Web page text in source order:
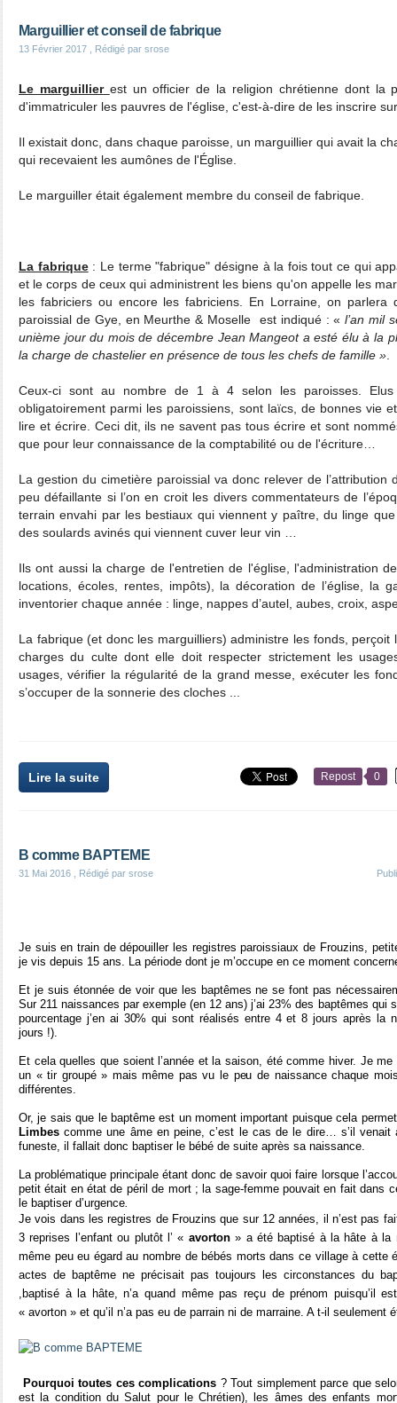
Marguillier et conseil de fabrique
13 Février 2017 , Rédigé par srose
Le marguillier est un officier de la religion chrétienne dont la
d'immatriculer les pauvres de l'église, c'est-à-dire de les inscrire
Il existait donc, dans chaque paroisse, un marguillier qui avait la
qui recevaient les aumônes de l'Église.
Le marguiller était également membre du conseil de fabrique.
La fabrique : Le terme "fabrique" désigne à la fois tout ce qui
et le corps de ceux qui administrent les biens qu'on appelle les
les fabriciers ou encore les fabriciens. En Lorraine, on parlera
paroissial de Gye, en Meurthe & Moselle est indiqué : «l’an mil
unième jour du mois de décembre Jean Mangeot a esté élu à la
la charge de chastelier en présence de tous les chefs de famille ».
Ceux-ci sont au nombre de 1 à 4 selon les paroisses.
obligatoirement parmi les paroissiens, sont laïcs, de bonnes vie
lire et écrire. Ceci dit, ils ne savent pas tous écrire et sont
que pour leur connaissance de la comptabilité ou de l'écriture…
La gestion du cimetière paroissial va donc relever de l’attribution
peu défaillante si l’on en croit les divers commentateurs de
terrain envahi par les bestiaux qui viennent y paître, du linge
des soulards avinés qui viennent cuver leur vin …
Ils ont aussi la charge de l'entretien de l'église, l'administration
locations, écoles, rentes, impôts), la décoration de l’église, la
inventorier chaque année : linge, nappes d’autel, aubes, croix,
La fabrique (et donc les marguilliers) administre les fonds, perçoit
charges du culte dont elle doit respecter strictement les
usages, vérifier la régularité de la grand messe, exécuter les
s’occuper de la sonnerie des cloches ...
Lire la suite Repost 0
B comme BAPTEME
31 Mai 2016 , Rédigé par srose
Je suis en train de dépouiller les registres paroissiaux de Frouzins,
je vis depuis 15 ans. La période dont je m’occupe en ce moment
Et je suis étonnée de voir que les baptêmes ne se font pas
Sur 211 naissances par exemple (en 12 ans) j’ai 23% des baptêmes qui
pourcentage j’en ai 30% qui sont réalisés entre 4 et 8 jours après la
jours !).
Et cela quelles que soient l’année et la saison, été comme hiver. Je
un « tir groupé » mais même pas vu le peu de naissance chaque
différentes.
Or, je sais que le baptême est un moment important puisque cela
Limbes comme une âme en peine, c’est le cas de le dire… s’il
funeste, il fallait donc baptiser le bébé de suite après sa naissance.
La problématique principale étant donc de savoir quoi faire lorsque
petit était en état de péril de mort ; la sage-femme pouvait en fait dans
le baptiser d’urgence.
Je vois dans les registres de Frouzins que sur 12 années, il n’est pas
3 reprises l’enfant ou plutôt l’ « avorton» a été baptisé à la hâte à la
même peu eu égard au nombre de bébés morts dans ce village à cette
actes de baptême ne précisait pas toujours les circonstances du
,baptisé à la hâte, n’a quand même pas reçu de prénom puisqu’il
« avorton » et qu’il n’a pas eu de parrain ni de marraine. A t-il seulement
Pourquoi toutes ces complications ? Tout simplement parce que
est la condition du Salut pour le Chrétien), les âmes des enfants